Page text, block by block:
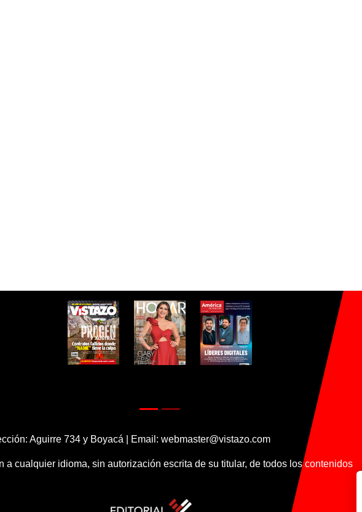
Aguirre 734 y Boyacá | Email: webmaster@vistazo.com
cualquier idioma, sin autorización escrita de su titular, de todos los contenidos